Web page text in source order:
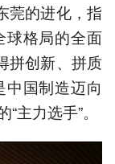
莞的进化，指
球格局的全面
拼创新、拼质
国制造迈向
主力选手”。